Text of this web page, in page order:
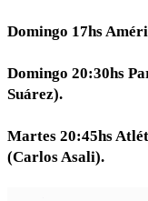
Domingo 17hs
Domingo 20:30hs
Suárez).
Martes 20:45hs
(Carlos Asali).